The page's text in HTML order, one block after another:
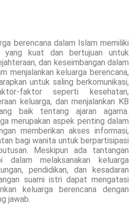
berencana dalam Islam memiliki
yang kuat dan bertujuan untuk
dan keseimbangan dalam
menjalankan keluarga berencana,
untuk saling berkomunikasi,
faktor seperti kesehatan,
keluarga, dan menjalankan KB
baik tentang ajaran agama.
merupakan aspek penting dalam
memberikan akses informasi,
bagi wanita untuk berpartisipasi
Meskipun ada tantangan
dalam melaksanakan keluarga
pendidikan, dan kesadaran
suami istri dapat mengatasi
keluarga berencana dengan
jawab.